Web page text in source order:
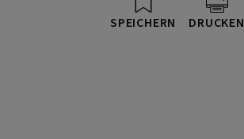
SPEICHERN DRUCKEN